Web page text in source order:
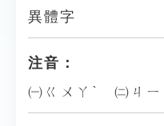
異體字
注音：
㈠ㄍㄨㄚˋ ㈡ㄐㄧ